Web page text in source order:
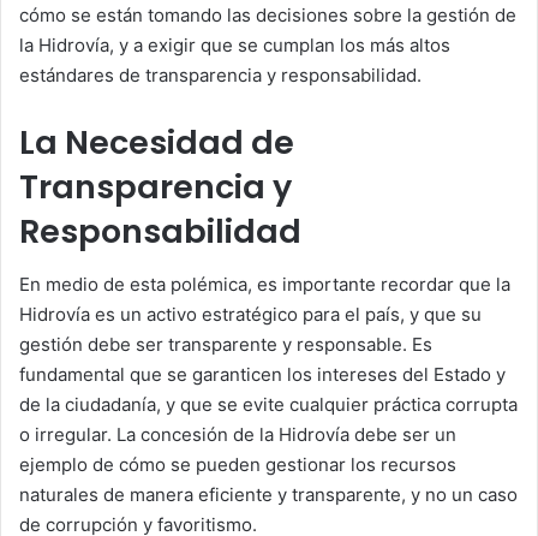
cómo se están tomando las decisiones sobre la gestión de
la Hidrovía, y a exigir que se cumplan los más altos
estándares de transparencia y responsabilidad.
La Necesidad de
Transparencia y
Responsabilidad
En medio de esta polémica, es importante recordar que la
Hidrovía es un activo estratégico para el país, y que su
gestión debe ser transparente y responsable. Es
fundamental que se garanticen los intereses del Estado y
de la ciudadanía, y que se evite cualquier práctica corrupta
o irregular. La concesión de la Hidrovía debe ser un
ejemplo de cómo se pueden gestionar los recursos
naturales de manera eficiente y transparente, y no un caso
de corrupción y favoritismo.